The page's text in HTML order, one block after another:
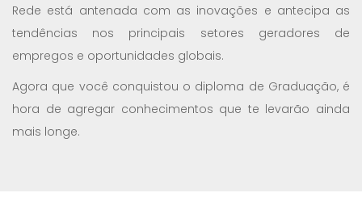
Rede está antenada com as inovações e antecipa as
tendências nos principais setores geradores de
empregos e oportunidades globais.
Agora que você conquistou o diploma de Graduação, é
hora de agregar conhecimentos que te levarão ainda
mais longe.